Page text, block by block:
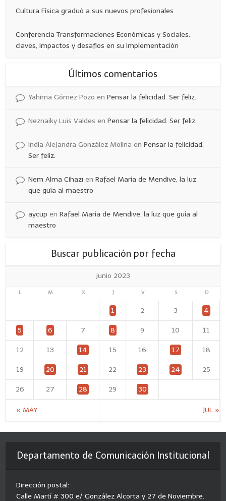
Cultura Física graduó a sus nuevos profesionales
Conferencia Transformaciones Económicas y Sociales:
claves, impactos y desafíos en su implementación
Últimos comentarios
Yahima Gómez Pozo enPensar la felicidad. Ser feliz.
Neznaiky Luis Valdes enPensar la felicidad. Ser feliz.
India Alejandra González Molina enPensar la felicidad.
Ser feliz.
Nem Alma Cihazı enRafael María de Mendive, la luz
que guía al maestro
aycup enRafael María de Mendive, la luz que guía al
maestro
Buscar publicación por fecha
junio 2023
L M X J V S D
« MAY JUL »
1 2 3 4
5 6 7 8 9 10 11
12 13 14 15 16 17 18
19 20 21 22 23 24 25
26 27 28 29 30
Departamento de Comunicación Institucional
Dirección postal:
Calle Martí # 300 e/ González Alcorta y 27 de Noviembre.